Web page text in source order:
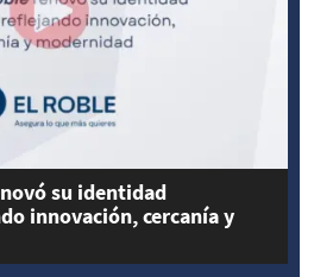
su identidad
innovación, cercanía y